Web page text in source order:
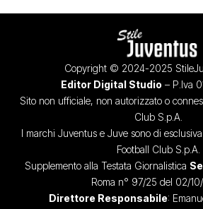
Copyright © 2024-2025
Editor Digital Studio – P.Iva
Sito non ufficiale, non autorizzato o
Club S.p.A.
I marchi Juventus e Juve sono di
Football Club S.p.A.
Supplemento alla Testata Giornalistica
Roma n° 97/25 del 02/
Direttore Responsabile: